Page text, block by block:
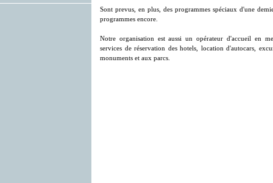
Sont prevus, en plus, des programmes spéciaux d'une
programmes encore.
Notre organisation est aussi un opérateur d'accueil en
services de réservation des hotels, location d'autocars,
monuments et aux parcs.